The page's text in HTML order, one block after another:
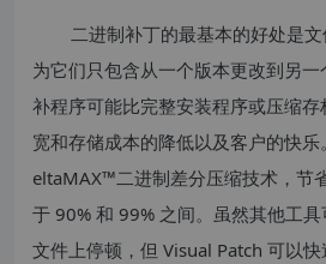
二进制补丁的最基本的好处是
为它们只包含从一个版本更改到另
补程序可能比完整安装程序或压缩
宽和存储成本的降低以及客户的快
eltaMAX™二进制差分压缩技术，节
于 90% 和 99% 之间。虽然其他工
文件上停顿，但 Visual Patch 可以快